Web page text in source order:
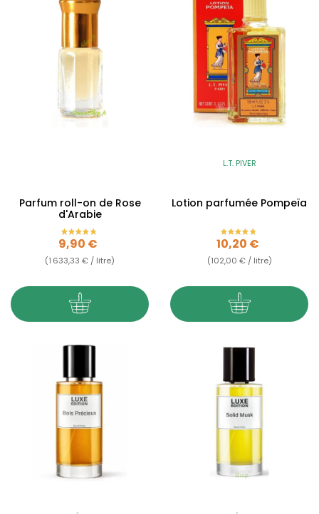
Parfum roll-on de Rose
d'Arabie
Prix
9,90 €
(1 633,33 € / litre)
L.T. PIVER
Lotion parfumée Pompeïa
Prix
10,20 €
(102,00 € / litre)